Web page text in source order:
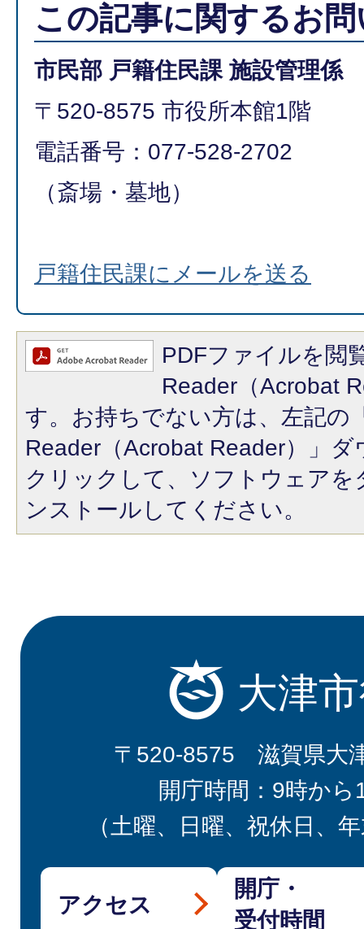
この記事に関するお
市民部 戸籍住民課 施設管理係
〒520-8575 市役所本館1階
電話番号：077-528-2702
（斎場・墓地）
戸籍住民課にメールを送る
PDFファイルを閲
Reader（Acrobat
す。お持ちでない方は、左記の
Reader（Acrobat Reader）」
クリックして、ソフトウェア
ンストールしてください。
大津
〒520-8575 滋賀県大
開庁時間：9時から
（土曜、日曜、祝休日、
アクセス
開庁・
受付時間